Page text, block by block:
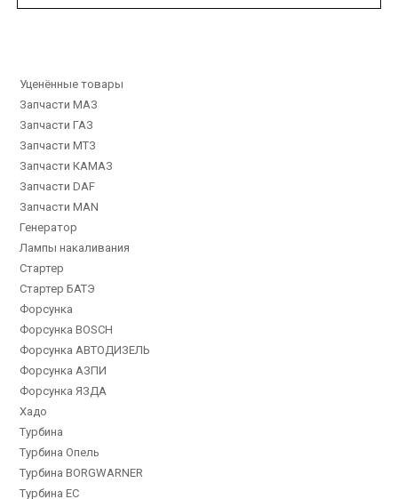
Уценённые товары
Запчасти МАЗ
Запчасти ГАЗ
Запчасти МТЗ
Запчасти КАМАЗ
Запчасти DAF
Запчасти MAN
Генератор
Лампы накаливания
Стартер
Стартер БАТЭ
Форсунка
Форсунка BOSCH
Форсунка АВТОДИЗЕЛЬ
Форсунка АЗПИ
Форсунка ЯЗДА
Хадо
Турбина
Турбина Опель
Турбина BORGWARNER
Турбина EC